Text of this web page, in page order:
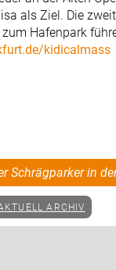
als Ziel. Die
Hafenpark
kidicalmass
Schrägparker in
ARCHIV